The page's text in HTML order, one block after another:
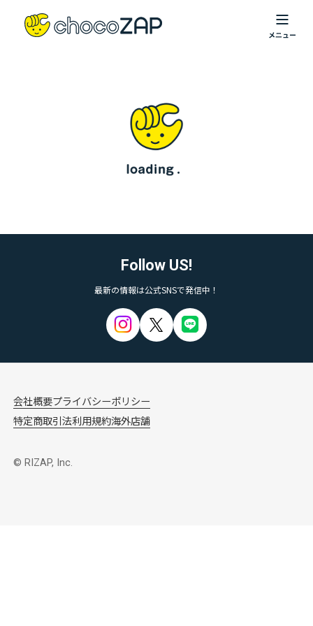
Follow US!
最新の情報は公式SNSで発信中！
会社概要プライバシーポリシー
特定商取引法利用規約海外店舗
© RIZAP, Inc.